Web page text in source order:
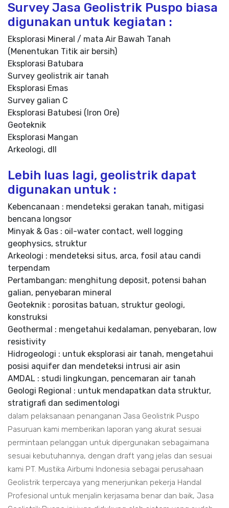
Survey Jasa Geolistrik Puspo biasa
digunakan untuk kegiatan :
Eksplorasi Mineral / mata Air Bawah Tanah
(Menentukan Titik air bersih)
Eksplorasi Batubara
Survey geolistrik air tanah
Eksplorasi Emas
Survey galian C
Eksplorasi Batubesi (Iron Ore)
Geoteknik
Eksplorasi Mangan
Arkeologi, dll
Lebih luas lagi, geolistrik dapat
digunakan untuk :
Kebencanaan : mendeteksi gerakan tanah, mitigasi
bencana longsor
Minyak & Gas : oil-water contact, well logging
geophysics, struktur
Arkeologi : mendeteksi situs, arca, fosil atau candi
terpendam
Pertambangan: menghitung deposit, potensi bahan
galian, penyebaran mineral
Geoteknik : porositas batuan, struktur geologi,
konstruksi
Geothermal : mengetahui kedalaman, penyebaran, low
resistivity
Hidrogeologi : untuk eksplorasi air tanah, mengetahui
posisi aquifer dan mendeteksi intrusi air asin
AMDAL : studi lingkungan, pencemaran air tanah
Geologi Regional : untuk mendapatkan data struktur,
stratigrafi dan sedimentologi
dalam pelaksanaan penanganan Jasa Geolistrik Puspo
Pasuruan kami memberikan laporan yang akurat sesuai
permintaan pelanggan untuk dipergunakan sebagaimana
sesuai kebutuhannya, dengan draft yang jelas dan sesuai
kami PT. Mustika Airbumi Indonesia sebagai perusahaan
Geolistrik terpercaya yang menerjunkan pekerja Handal
Profesional untuk menjalin kerjasama benar dan baik, Jasa